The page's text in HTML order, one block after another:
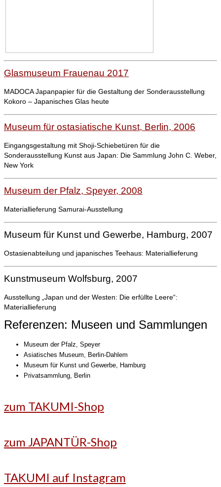
Glasmuseum Frauenau 2017
MADOCA Japanpapier für die Gestaltung der Sonderausstellung
Kokoro – Japanisches Glas heute
Museum für ostasiatische Kunst, Berlin, 2006
Eingangsgestaltung mit Shoji-Schiebetüren für die
Sonderausstellung Kunst aus Japan: Die Sammlung John C. Weber,
New York
Museum der Pfalz, Speyer, 2008
Materiallieferung Samurai-Ausstellung
Museum für Kunst und Gewerbe, Hamburg, 2007
Ostasienabteilung und japanisches Teehaus: Materiallieferung
Kunstmuseum Wolfsburg, 2007
Ausstellung „Japan und der Westen: Die erfüllte Leere“:
Materiallieferung
Referenzen: Museen und Sammlungen
Museum der Pfalz, Speyer
Asiatisches Museum, Berlin-Dahlem
Museum für Kunst und Gewerbe, Hamburg
Privatsammlung, Berlin
zum TAKUMI-Shop
zum JAPANTÜR-Shop
TAKUMI auf Instagram